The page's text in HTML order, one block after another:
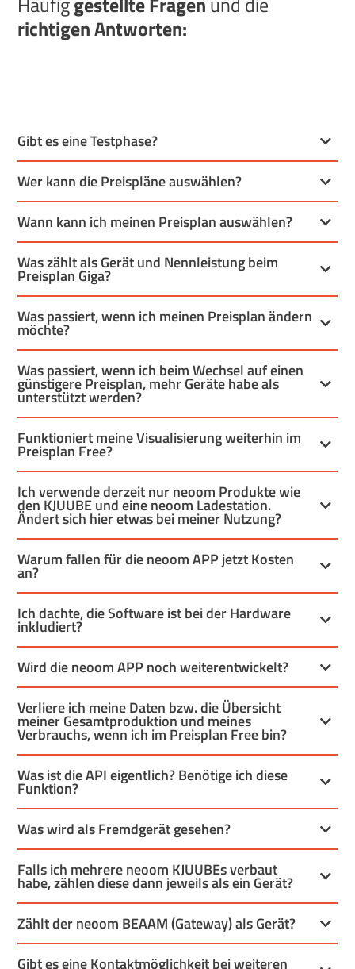
richtigen Antworten:
Gibt es eine Testphase?
Wer kann die Preispläne auswählen?
Wann kann ich meinen Preisplan auswählen?
Was zählt als Gerät und Nennleistung beim
Preisplan Giga?
Was passiert, wenn ich meinen Preisplan ändern
möchte?
Was passiert, wenn ich beim Wechsel auf einen
günstigere Preisplan, mehr Geräte habe als
unterstützt werden?
Funktioniert meine Visualisierung weiterhin im
Preisplan Free?
Ich verwende derzeit nur neoom Produkte wie
den KJUUBE und eine neoom Ladestation.
Ändert sich hier etwas bei meiner Nutzung?
Warum fallen für die neoom APP jetzt Kosten
an?
Ich dachte, die Software ist bei der Hardware
inkludiert?
Wird die neoom APP noch weiterentwickelt?
Verliere ich meine Daten bzw. die Übersicht
meiner Gesamtproduktion und meines
Verbrauchs, wenn ich im Preisplan Free bin?
Was ist die API eigentlich? Benötige ich diese
Funktion?
Was wird als Fremdgerät gesehen?
Falls ich mehrere neoom KJUUBEs verbaut
habe, zählen diese dann jeweils als ein Gerät?
Zählt der neoom BEAAM (Gateway) als Gerät?
Gibt es eine Kontaktmöglichkeit bei weiteren